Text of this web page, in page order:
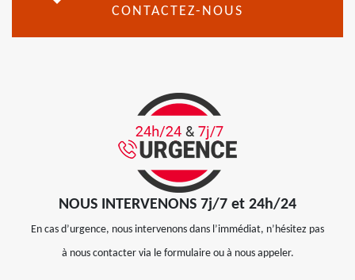
CONTACTEZ-NOUS
NOUS INTERVENONS 7j/7 et 24h/24
En cas d’urgence, nous intervenons dans l’immédiat, n’hésitez pas
à nous contacter via le formulaire ou à nous appeler.